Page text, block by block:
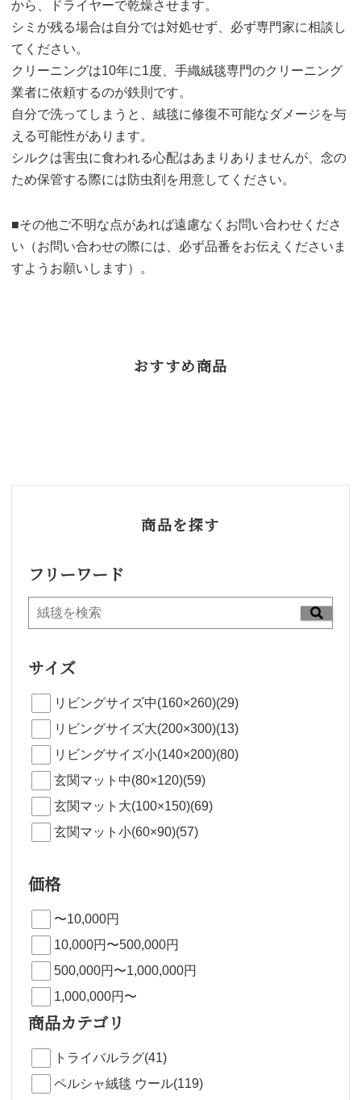
から、ドライヤーで乾燥させます。
シミが残る場合は自分では対処せず、必ず専門家に相談し
てください。
クリーニングは10年に1度、手織絨毯専門のクリーニング
業者に依頼するのが鉄則です。
自分で洗ってしまうと、絨毯に修復不可能なダメージを与
える可能性があります。
シルクは害虫に食われる心配はあまりありませんが、念の
ため保管する際には防虫剤を用意してください。
■その他ご不明な点があれば遠慮なくお問い合わせくださ
い（お問い合わせの際には、必ず品番をお伝えくださいま
すようお願いします）。
おすすめ商品
商品を探す
フリーワード
サイズ
リビングサイズ中(160×260)(29)
リビングサイズ大(200×300)(13)
リビングサイズ小(140×200)(80)
玄関マット中(80×120)(59)
玄関マット大(100×150)(69)
玄関マット小(60×90)(57)
価格
〜10,000円
10,000円〜500,000円
500,000円〜1,000,000円
1,000,000円〜
商品カテゴリ
トライバルラグ(41)
ペルシャ絨毯 ウール(119)